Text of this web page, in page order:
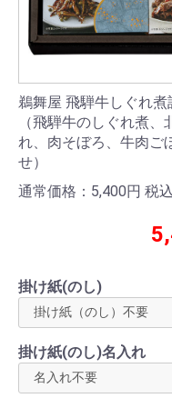
鵜舞屋 飛騨牛しぐれ煮
（飛騨牛のしぐれ煮
れ、肉そぼろ、牛肉ご
せ）
通常価格：5,400円 税込
掛け紙(のし)
掛け紙(のし)名入れ